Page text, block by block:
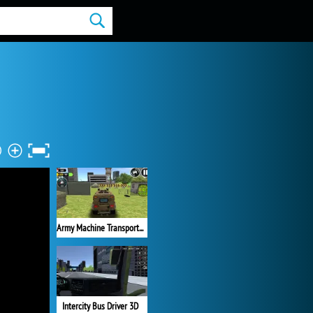
Army Machine Transporter Truck
Intercity Bus Driver 3D